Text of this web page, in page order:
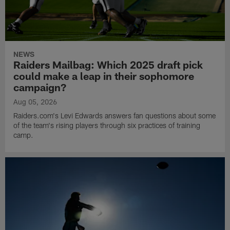
NEWS
Raiders Mailbag: Which 2025 draft pick
could make a leap in their sophomore
campaign?
Aug 05, 2026
Raiders.com's Levi Edwards answers fan questions about some
of the team's rising players through six practices of training
camp.